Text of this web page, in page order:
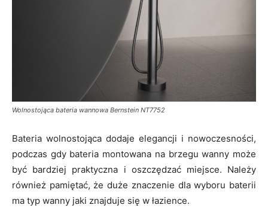
Wolnostojąca bateria wannowa Bernstein NT7752
Bateria wolnostojąca dodaje elegancji i nowoczesności,
podczas gdy bateria montowana na brzegu wanny może
być bardziej praktyczna i oszczędzać miejsce. Należy
również pamiętać, że duże znaczenie dla wyboru baterii
ma typ wanny jaki znajduje się w łazience.